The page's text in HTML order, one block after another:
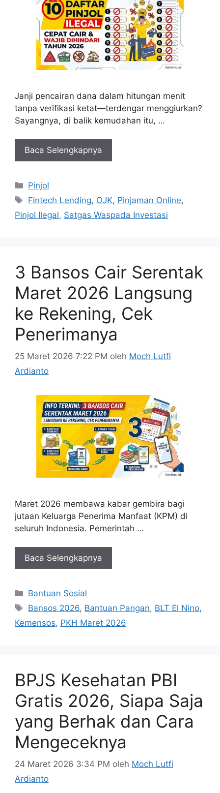
Janji pencairan dana dalam hitungan menit
tanpa verifikasi ketat—terdengar menggiurkan?
Sayangnya, di balik kemudahan itu, …
Baca Selengkapnya
Kategori
Pinjol
Tag
Fintech Lending, OJK, Pinjaman Online,
Pinjol Ilegal, Satgas Waspada Investasi
3 Bansos Cair Serentak
Maret 2026 Langsung
ke Rekening, Cek
Penerimanya
25 Maret 2026 7:22 PM oleh Moch Lutfi
Ardianto
Maret 2026 membawa kabar gembira bagi
jutaan Keluarga Penerima Manfaat (KPM) di
seluruh Indonesia. Pemerintah …
Baca Selengkapnya
Kategori
Bantuan Sosial
Tag
Bansos 2026, Bantuan Pangan, BLT El Nino,
Kemensos, PKH Maret 2026
BPJS Kesehatan PBI
Gratis 2026, Siapa Saja
yang Berhak dan Cara
Mengeceknya
24 Maret 2026 3:34 PM oleh Moch Lutfi
Ardianto